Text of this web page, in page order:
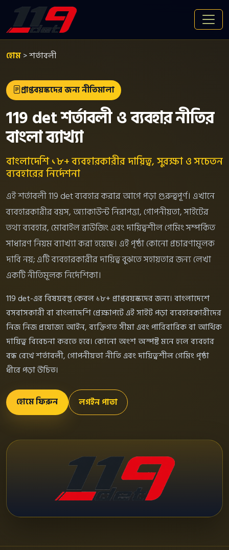
হোম >শর্তাবলী
প্রাপ্তবয়স্কদের জন্য নীতিমালা
119 det শর্তাবলী ও ব্যবহার নীতির
বাংলা ব্যাখ্যা
বাংলাদেশি ১৮+ ব্যবহারকারীর দায়িত্ব, সুরক্ষা ও সচেতন
ব্যবহারের নির্দেশনা
এই শর্তাবলী 119 det ব্যবহার করার আগে পড়া গুরুত্বপূর্ণ। এখানে
ব্যবহারকারীর বয়স, অ্যাকাউন্ট নিরাপত্তা, গোপনীয়তা, সাইটের
তথ্য ব্যবহার, মোবাইল ব্রাউজিং এবং দায়িত্বশীল গেমিং সম্পর্কিত
সাধারণ নিয়ম ব্যাখ্যা করা হয়েছে। এই পৃষ্ঠা কোনো প্রচারণামূলক
দাবি নয়; এটি ব্যবহারকারীর দায়িত্ব বুঝতে সহায়তার জন্য লেখা
একটি নীতিমূলক নির্দেশিকা।
119 det-এর বিষয়বস্তু কেবল ১৮+ প্রাপ্তবয়স্কদের জন্য। বাংলাদেশে
বসবাসকারী বা বাংলাদেশি প্রেক্ষাপটে এই সাইট পড়া ব্যবহারকারীদের
নিজ নিজ প্রযোজ্য আইন, ব্যক্তিগত সীমা এবং পারিবারিক বা আর্থিক
দায়িত্ব বিবেচনা করতে হবে। কোনো অংশ অস্পষ্ট মনে হলে ব্যবহার
বন্ধ রেখে শর্তাবলী, গোপনীয়তা নীতি এবং দায়িত্বশীল গেমিং পৃষ্ঠা
ধীরে পড়া উচিত।
হোমে ফিরুন লগইন পাতা